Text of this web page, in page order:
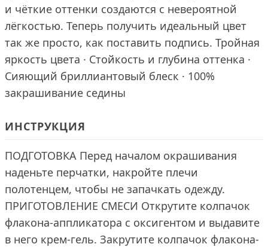
и чёткие оттенки создаются с невероятной
лёгкостью. Теперь получить идеальный цвет
так же просто, как поставить подпись. Тройная
яркость цвета · Стойкость и глубина оттенка ·
Сияющий бриллиантовый блеск · 100%
закрашивание седины
ИНСТРУКЦИЯ
ПОДГОТОВКА Перед началом окрашивания
наденьте перчатки, накройте плечи
полотенцем, чтобы не запачкать одежду.
ПРИГОТОВЛЕНИЕ СМЕСИ Открутите колпачок
флакона-аппликатора с оксигентом и выдавите
в него крем-гель. Закрутите колпачок флакона-